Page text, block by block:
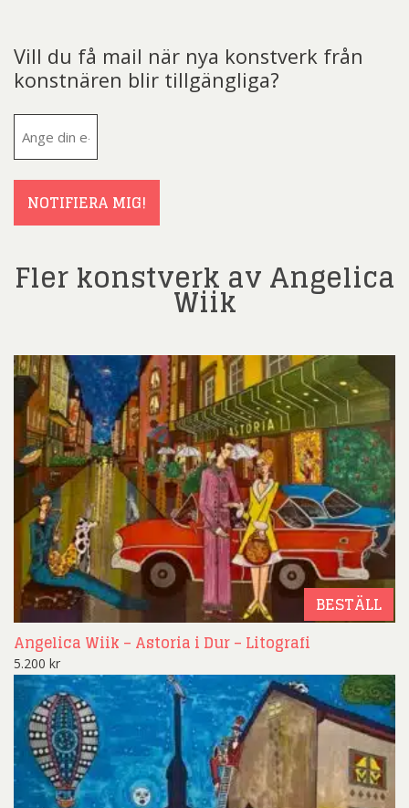
Vill du få mail när nya konstverk från
konstnären blir tillgängliga?
NOTIFIERA MIG!
Fler konstverk av Angelica
Wiik
BESTÄLL
Angelica Wiik – Astoria i Dur – Litografi
5.200 kr